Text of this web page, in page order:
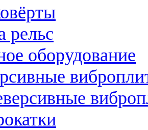
рельс
оборудование